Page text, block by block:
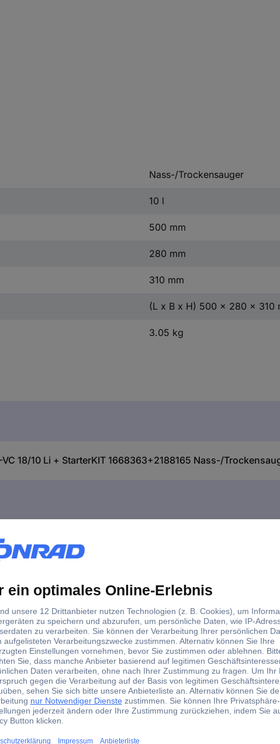
Nass-/Trockensauger
10 l
500 mm
280 mm
310 mm
(L x B x H) 500 x 280 x 310
3.05 kg
18/10 Li + StarterKIT 1668363+2188165 Nass-/
Power X-Change TE-VC 18/10 Li + StarterKIT
Power X-Change TE-VC 18/10 Li + StarterKIT
kabellos und ungebunden Staub, Schmutz und sogar
X-Change-Familie. Alle Akkus der Systemreihe können
auch für ausdauernde Einsätze. Dabei machen die
Böden, der Sauger ist vielfältig einsetzbar, ob fürs Nass- oder
enthaltene Zubehör direkt am Gerät verstauen. Im Nu ist der
Für die bequeme Ein-Hand-Bedienung sorgt der intelligent platzierte
2-in-1 Fugen-/Bürstendüse und 2-in-1 Polster-/Universaldüse,